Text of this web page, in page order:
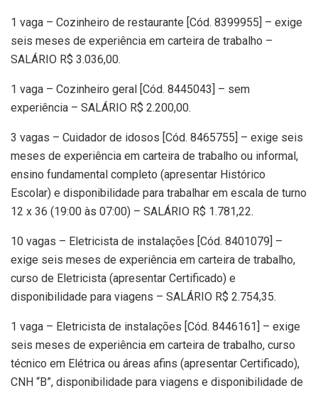
1 vaga – Cozinheiro de restaurante [Cód. 8399955] – exige
seis meses de experiência em carteira de trabalho –
SALÁRIO R$ 3.036,00.
1 vaga – Cozinheiro geral [Cód. 8445043] – sem
experiência – SALÁRIO R$ 2.200,00.
3 vagas – Cuidador de idosos [Cód. 8465755] – exige seis
meses de experiência em carteira de trabalho ou informal,
ensino fundamental completo (apresentar Histórico
Escolar) e disponibilidade para trabalhar em escala de turno
12 x 36 (19:00 às 07:00) – SALÁRIO R$ 1.781,22.
10 vagas – Eletricista de instalações [Cód. 8401079] –
exige seis meses de experiência em carteira de trabalho,
curso de Eletricista (apresentar Certificado) e
disponibilidade para viagens – SALÁRIO R$ 2.754,35.
1 vaga – Eletricista de instalações [Cód. 8446161] – exige
seis meses de experiência em carteira de trabalho, curso
técnico em Elétrica ou áreas afins (apresentar Certificado),
CNH “B”, disponibilidade para viagens e disponibilidade de